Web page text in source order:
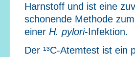
Harnstoff und ist eine
schonende Methode
einer H. pylori-Infektion.
Der ¹³C-Atemtest ist ein